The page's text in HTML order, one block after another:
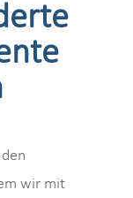
wir mit